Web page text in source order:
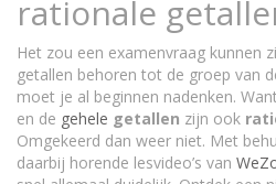
rationale
Het zou een examenvraag kunnen
getallen behoren tot de groep van
moet je al beginnen nadenken.
en de gehele getallen zijn ook
Omgekeerd dan weer niet. Met
daarbij horende lesvideo’s van